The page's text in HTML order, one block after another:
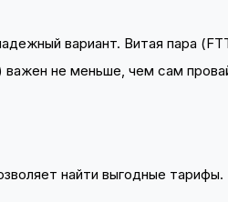
вариант. Витая пара
не меньше, чем сам
найти выгодные тарифы.